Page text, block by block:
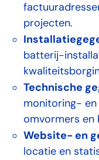
projecten.
batterij-
Technische
monitoring- en
omvormers en
Website- en
locatie en